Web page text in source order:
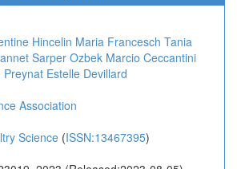
Hincelin Maria Francesch Tania
Sarper Ozbek Marcio Ceccantini
Preynat Estelle Devillard
Association
Science (ISSN:13467395)